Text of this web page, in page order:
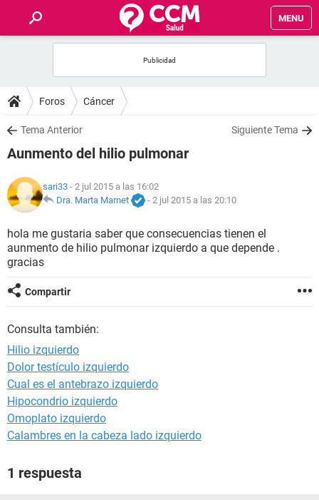
MENU
FOROS
SALUD
NUTRICIÓN
BIENESTAR
Foros Cáncer
Tema Anterior Siguiente Tema
Aunmento del hilio pulmonar
sari33 - 2 jul 2015 a las 16:02
Dra. Marta Marnet
- 2 jul 2015 a las 20:10
hola me gustaria saber que consecuencias tienen el
aunmento de hilio pulmonar izquierdo a que depende .
gracias
Compartir
Consulta también:
Hilio izquierdo
Dolor testículo izquierdo
Cual es el antebrazo izquierdo
Hipocondrio izquierdo
Omoplato izquierdo
Calambres en la cabeza lado izquierdo
1 respuesta